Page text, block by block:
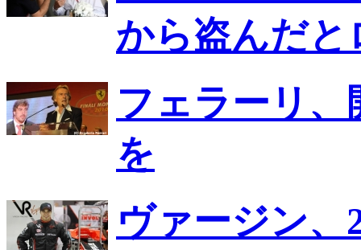
から盗んだ
フェラーリ
を
ヴァージン、